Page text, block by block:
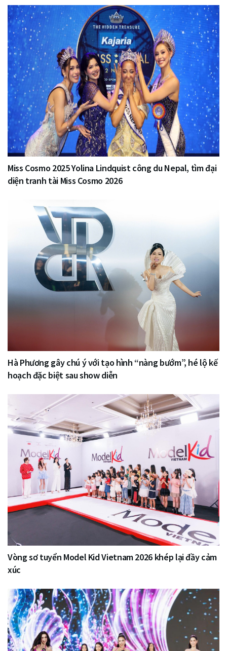
Miss Cosmo 2025 Yolina Lindquist công du Nepal, tìm đại
diện tranh tài Miss Cosmo 2026
Hà Phương gây chú ý với tạo hình “nàng bướm”, hé lộ kế
hoạch đặc biệt sau show diễn
Vòng sơ tuyển Model Kid Vietnam 2026 khép lại đầy cảm
xúc